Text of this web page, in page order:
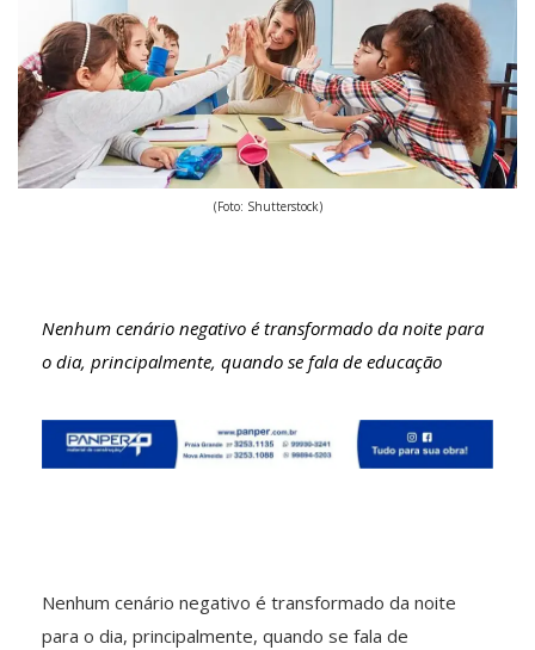
(Foto: Shutterstock)
Nenhum cenário negativo é transformado da noite para
o dia, principalmente, quando se fala de educação
Nenhum cenário negativo é transformado da noite
para o dia, principalmente, quando se fala de